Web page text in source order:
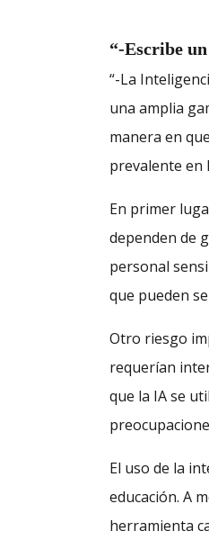
“-Escribe
“-La
una amplia
manera en
prevalente en
En primer
dependen de
personal
que pueden
Otro riesgo
requerían
que la IA se
El uso de la
educación. A
herramienta